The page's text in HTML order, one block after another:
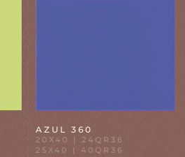
AZUL 360
20X40 | 24QR36
25X40 | 40QR36